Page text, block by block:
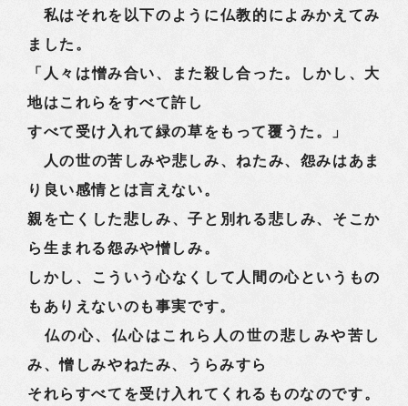
私はそれを以下のように仏教的によみかえてみ
ました。
「人々は憎み合い、また殺し合った。しかし、大
地はこれらをすべて許し
すべて受け入れて緑の草をもって覆うた。」
人の世の苦しみや悲しみ、ねたみ、怨みはあま
り良い感情とは言えない。
親を亡くした悲しみ、子と別れる悲しみ、そこか
ら生まれる怨みや憎しみ。
しかし、こういう心なくして人間の心というもの
もありえないのも事実です。
仏の心、仏心はこれら人の世の悲しみや苦し
み、憎しみやねたみ、うらみすら
それらすべてを受け入れてくれるものなのです。